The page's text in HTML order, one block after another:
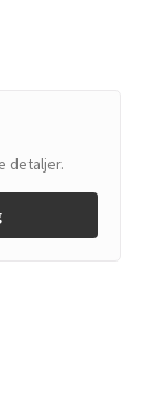
detaljer.